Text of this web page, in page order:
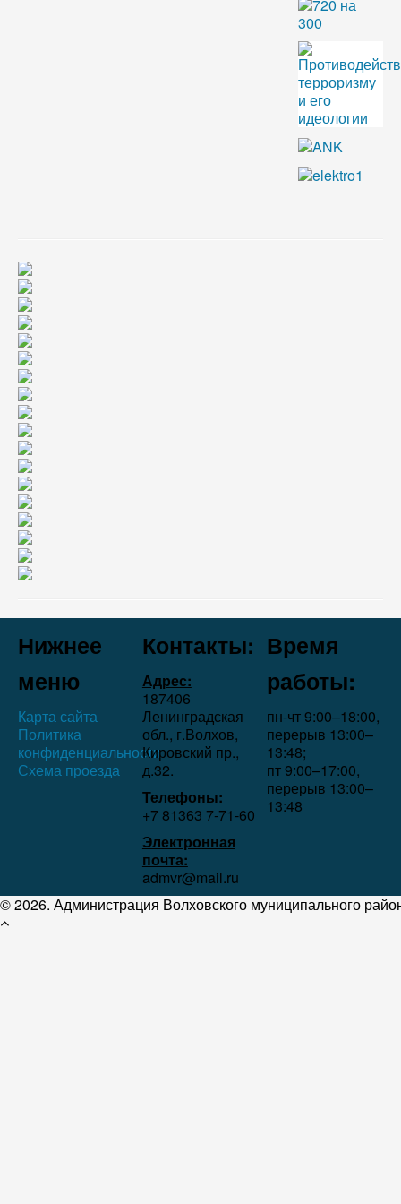
Нижнее
меню
Карта сайта
Политика
конфиденциальности
Схема проезда
Контакты:
Адрес:
187406
Ленинградская
обл., г.Волхов,
Кировский пр.,
д.32.
Телефоны:
+7 81363 7‑71-60
Электронная
почта:
admvr@mail.ru
Время
работы:
пн-чт 9:00–18:00,
перерыв 13:00–
13:48;
пт 9:00–17:00,
перерыв 13:00–
13:48
© 2026. Администрация Волховского муниципального